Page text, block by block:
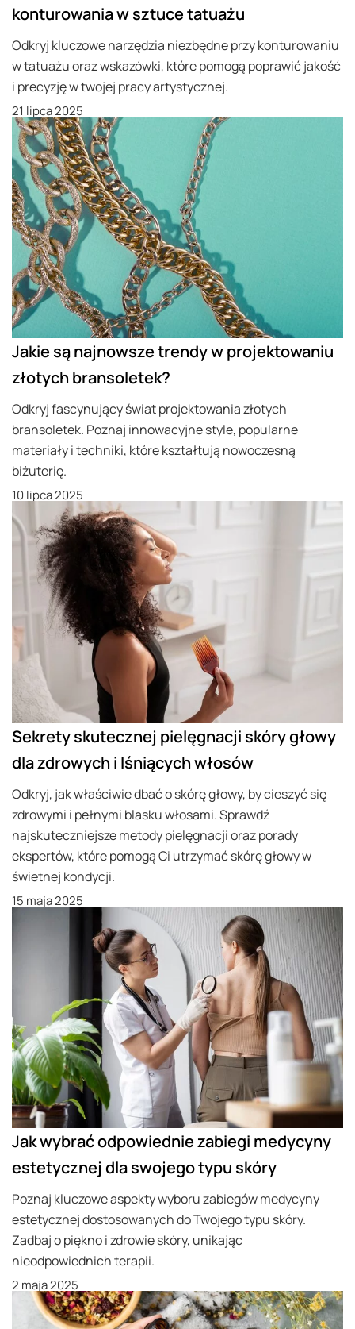
konturowania w sztuce tatuażu
Odkryj kluczowe narzędzia niezbędne przy konturowaniu
w tatuażu oraz wskazówki, które pomogą poprawić jakość
i precyzję w twojej pracy artystycznej.
21 lipca 2025
Jakie są najnowsze trendy w projektowaniu
złotych bransoletek?
Odkryj fascynujący świat projektowania złotych
bransoletek. Poznaj innowacyjne style, popularne
materiały i techniki, które kształtują nowoczesną
biżuterię.
10 lipca 2025
Sekrety skutecznej pielęgnacji skóry głowy
dla zdrowych i lśniących włosów
Odkryj, jak właściwie dbać o skórę głowy, by cieszyć się
zdrowymi i pełnymi blasku włosami. Sprawdź
najskuteczniejsze metody pielęgnacji oraz porady
ekspertów, które pomogą Ci utrzymać skórę głowy w
świetnej kondycji.
15 maja 2025
Jak wybrać odpowiednie zabiegi medycyny
estetycznej dla swojego typu skóry
Poznaj kluczowe aspekty wyboru zabiegów medycyny
estetycznej dostosowanych do Twojego typu skóry.
Zadbaj o piękno i zdrowie skóry, unikając
nieodpowiednich terapii.
2 maja 2025